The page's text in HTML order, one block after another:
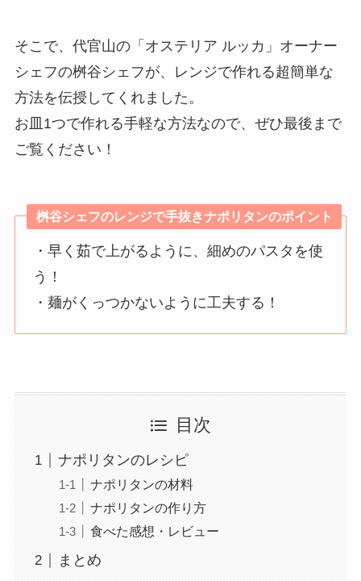
そこで、代官山の「オステリア ルッカ」オーナー
シェフの桝谷シェフが、レンジで作れる超簡単な
方法を伝授してくれました。
お皿1つで作れる手軽な方法なので、ぜひ最後まで
ご覧ください！
桝谷シェフのレンジで手抜きナポリタンのポイント
・早く茹で上がるように、細めのパスタを使
う！
・麺がくっつかないように工夫する！
目次
ナポリタンのレシピ
ナポリタンの材料
ナポリタンの作り方
食べた感想・レビュー
まとめ